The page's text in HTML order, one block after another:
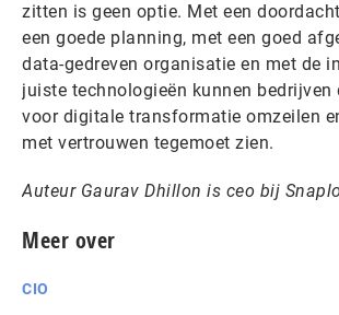
zitten is geen optie. Met een
een goede planning, met een goed
data-gedreven organisatie en met de
juiste technologieën kunnen bedrijven
voor digitale transformatie omzeilen
met vertrouwen tegemoet zien.
Auteur Gaurav Dhillon is ceo bij
Meer over
CIO